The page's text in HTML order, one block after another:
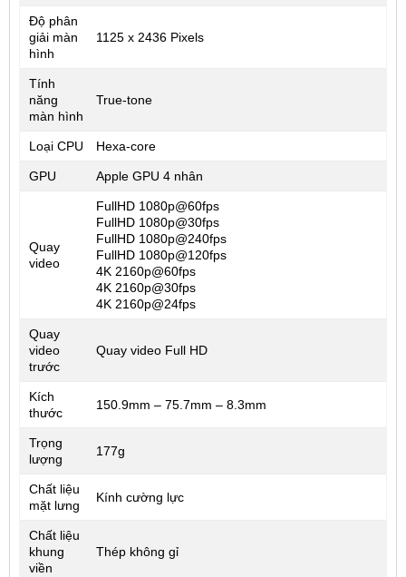
Độ phân
giải màn
hình
1125 x 2436 Pixels
Tính
năng
màn hình
True-tone
Loại CPU Hexa-core
GPU Apple GPU 4 nhân
Quay
video
FullHD 1080p@60fps
FullHD 1080p@30fps
FullHD 1080p@240fps
FullHD 1080p@120fps
4K 2160p@60fps
4K 2160p@30fps
4K 2160p@24fps
Quay
video
trước
Quay video Full HD
Kích
thước
150.9mm – 75.7mm – 8.3mm
Trọng
lượng
177g
Chất liệu
mặt lưng
Kính cường lực
Chất liệu
khung
viền
Thép không gỉ